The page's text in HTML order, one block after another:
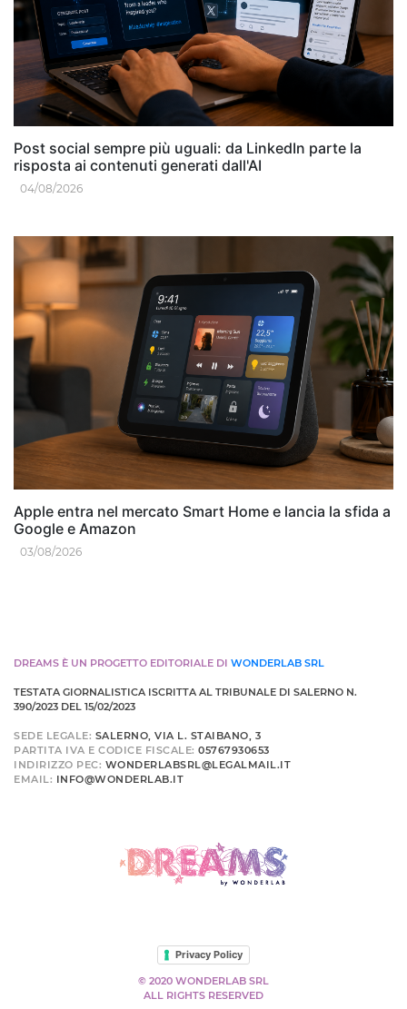
Post social sempre più uguali: da LinkedIn parte la
risposta ai contenuti generati dall'AI
04/08/2026
Apple entra nel mercato Smart Home e lancia la sfida a
Google e Amazon
03/08/2026
DREAMS È UN PROGETTO EDITORIALE DI WONDERLAB SRL
TESTATA GIORNALISTICA ISCRITTA AL TRIBUNALE DI SALERNO N.
390/2023 DEL 15/02/2023
SEDE LEGALE: SALERNO, VIA L. STAIBANO, 3
PARTITA IVA E CODICE FISCALE: 05767930653
INDIRIZZO PEC: WONDERLABSRL@LEGALMAIL.IT
EMAIL: INFO@WONDERLAB.IT
Privacy Policy
© 2020 WONDERLAB SRL
ALL RIGHTS RESERVED